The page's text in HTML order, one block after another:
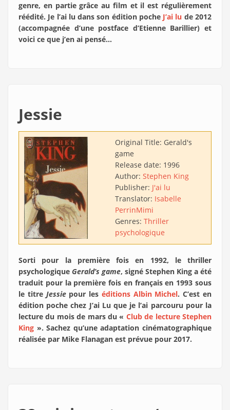
genre, en partie grâce au film et il est régulièrement
réédité. Je l’ai lu dans son édition poche J’ai lu de 2012
(accompagnée d’une postface d’Etienne Barillier) et
voici ce que j’en ai pensé…
Jessie
Original Title: Gerald's
game
Release date: 1996
Author: Stephen King
Publisher: J'ai lu
Translator: Isabelle
PerrinMimi
Genres: Thriller
psychologique
Sorti pour la première fois en 1992, le thriller
psychologique Gerald’s game, signé Stephen King a été
traduit pour la première fois en français en 1993 sous
le titre Jessiepour les éditions Albin Michel. C’est en
édition poche chez J’ai Lu que je l’ai parcouru pour la
lecture du mois de mars du « Club de lecture Stephen
King ». Sachez qu’une adaptation cinématographique
réalisée par Mike Flanagan est prévue pour 2017.